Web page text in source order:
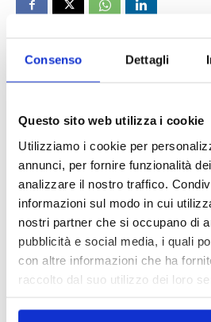
Consenso Dettagli
Questo sito web utilizza i cookie
Utilizziamo i cookie per
annunci, per fornire funzionalità
analizzare il nostro traffico.
informazioni sul modo in cui
nostri partner che si occupano di
pubblicità e social media, i quali
con altre informazioni che ha
raccolto dal suo utilizzo dei loro
IL MENSILE